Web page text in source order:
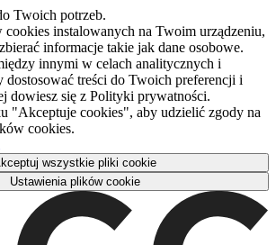
Twoich potrzeb.
instalowanych na Twoim urządzeniu,
informacje takie jak dane osobowe.
innymi w celach analitycznych i
dostosować treści do Twoich preferencji i
dowiesz się z Polityki prywatności.
"Akceptuje cookies", aby udzielić zgody na
cookies.
wszystkie pliki cookie
Ustawienia plików cookie